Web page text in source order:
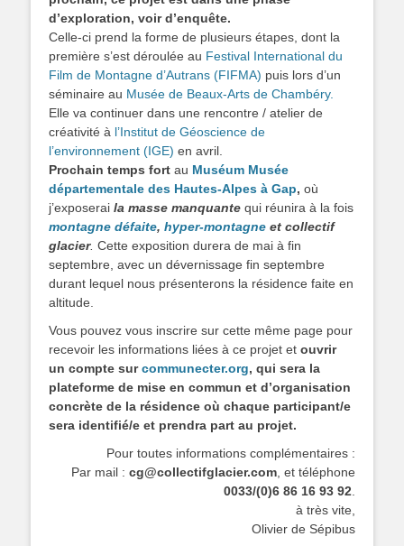
d’exploration, voir d’enquête.
Celle-ci prend la forme de plusieurs étapes, dont la
première s’est déroulée au Festival International du
Film de Montagne d’Autrans (FIFMA) puis lors d’un
séminaire au Musée de Beaux-Arts de Chambéry.
Elle va continuer dans une rencontre / atelier de
créativité à l’Institut de Géoscience de
l’environnement (IGE) en avril.
Prochain temps fort au Muséum Musée
départementale des Hautes-Alpes à Gap, où
j’exposerai la masse manquante qui réunira à la fois
montagne défaite, hyper-montagne et collectif
glacier. Cette exposition durera de mai à fin
septembre, avec un dévernissage fin septembre
durant lequel nous présenterons la résidence faite en
altitude.
Vous pouvez vous inscrire sur cette même page pour
recevoir les informations liées à ce projet et ouvrir
un compte surcommunecter.org, qui sera la
plateforme de mise en commun et d’organisation
concrète de la résidence où chaque participant/e
sera identifié/e et prendra part au projet.
Pour toutes informations complémentaires :
Par mail : cg@collectifglacier.com , et téléphone
0033/(0)6 86 16 93 92
à très vite,
Olivier de Sépibus